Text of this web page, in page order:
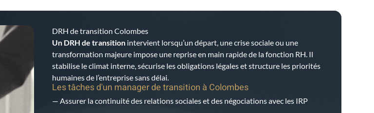
DRH de transition Colombes
Un DRH de transition intervient lorsqu’un départ, une crise sociale ou une
transformation majeure impose une reprise en main rapide de la fonction RH. Il
stabilise le climat interne, sécurise les obligations légales et structure les priorités
humaines de l’entreprise sans délai.
Les tâches d'un manager de transition à Colombes
— Assurer la continuité des relations sociales et des négociations avec les IRP